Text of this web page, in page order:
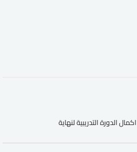
الدورة التدريبية لنهاية